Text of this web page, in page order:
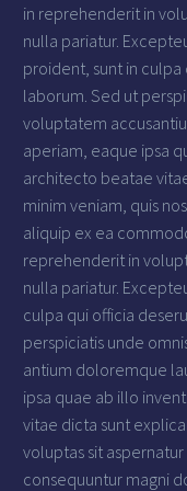
in reprehenderit in
nulla pariatur.
proident, sunt in
laborum. Sed ut
voluptatem
aperiam, eaque ipsa
architecto beatae
minim veniam, quis
aliquip ex ea
reprehenderit in
nulla pariatur.
culpa qui officia
perspiciatis unde
antium doloremque
ipsa quae ab illo
vitae dicta sunt
voluptas sit
consequuntur magni